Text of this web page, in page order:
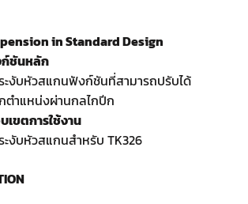
in Standard Design
ก์ชันหลัก
ะงับหัวสแกนฟังก์ชันที่สามารถปรับได้
ตำแหน่งผ่านกลไกปีก
เขตการใช้งาน
ะงับหัวสแกนสำหรับ TK326